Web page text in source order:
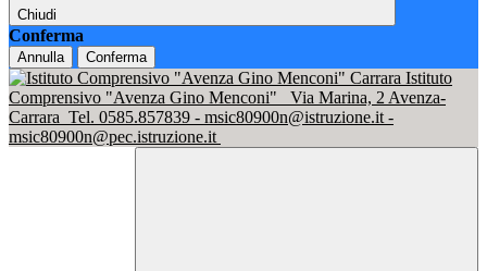
Chiudi
Conferma
Annulla Conferma
Istituto
Comprensivo "Avenza Gino Menconi"
Via Marina, 2 Avenza-
Carrara Tel. 0585.857839 - msic80900n@istruzione.it -
msic80900n@pec.istruzione.it